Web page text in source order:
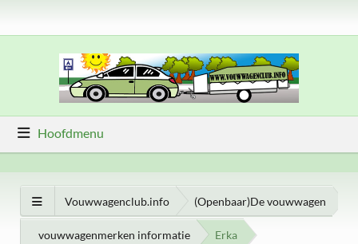
Hoofdmenu
Vouwwagenclub.info (Openbaar)De vouwwagen
vouwwagenmerken informatie Erka